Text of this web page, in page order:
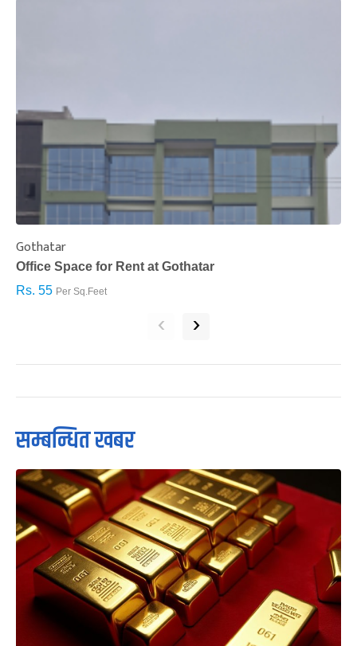
Gothatar
Office Space for Rent at Gothatar
Rs. 55 Per Sq.Feet
‹ ›
सम्बन्धित खबर